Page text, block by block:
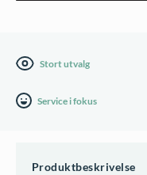
Pearl
antall
Stort utvalg
Service i fokus
Produktbeskrivelse